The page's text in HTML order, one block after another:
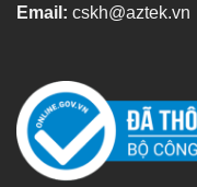
Email: cskh@aztek.vn